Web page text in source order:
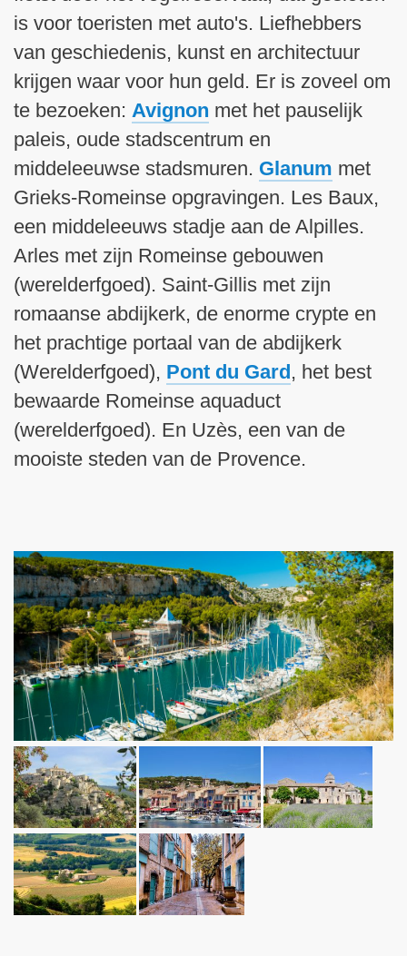
is voor toeristen met auto's. Liefhebbers
van geschiedenis, kunst en architectuur
krijgen waar voor hun geld. Er is zoveel om
te bezoeken: Avignon met het pauselijk
paleis, oude stadscentrum en
middeleeuwse stadsmuren. Glanum met
Grieks-Romeinse opgravingen. Les Baux,
een middeleeuws stadje aan de Alpilles.
Arles met zijn Romeinse gebouwen
(werelderfgoed). Saint-Gillis met zijn
romaanse abdijkerk, de enorme crypte en
het prachtige portaal van de abdijkerk
(Werelderfgoed), Pont du Gard, het best
bewaarde Romeinse aquaduct
(werelderfgoed). En Uzès, een van de
mooiste steden van de Provence.